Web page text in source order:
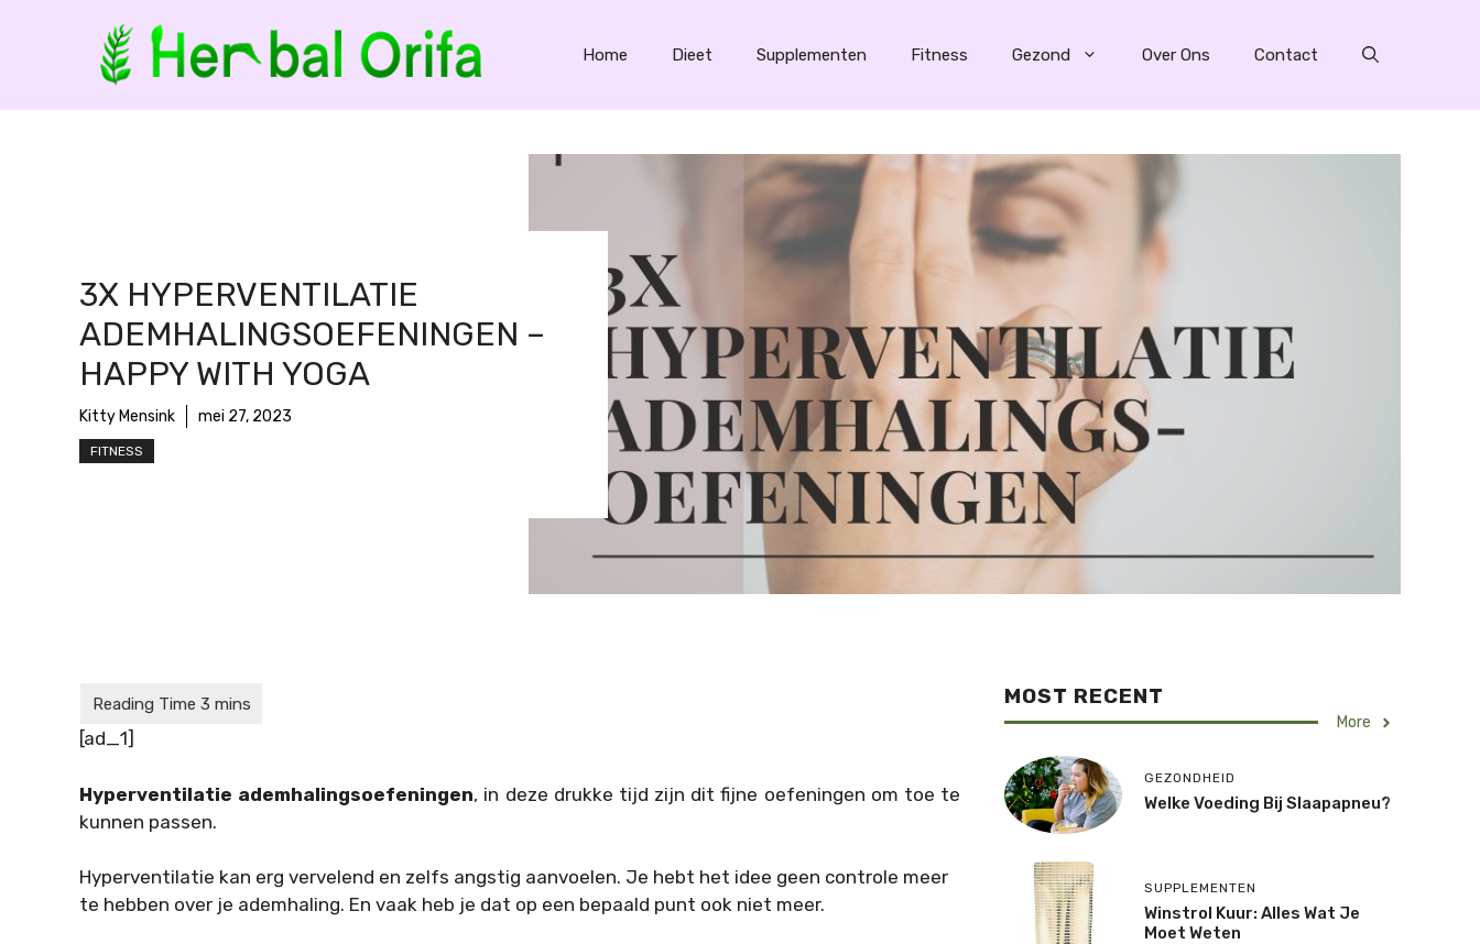
Home Dieet Supplementen Fitness Gezond Over Ons Contact
3X HYPERVENTILATIE
ADEMHALINGSOEFENINGEN –
HAPPY WITH YOGA
Kitty Mensink mei 27, 2023
FITNESS
[ad_1]
Hyperventilatie ademhalingsoefeningen, in deze drukke tijd zijn dit fijne oefeningen om toe te
kunnen passen.
Hyperventilatie kan erg vervelend en zelfs angstig aanvoelen. Je hebt het idee geen controle meer
te hebben over je ademhaling. En vaak heb je dat op een bepaald punt ook niet meer.
MOST RECENT
More
GEZONDHEID
Welke Voeding Bij Slaapapneu?
SUPPLEMENTEN
Winstrol Kuur: Alles Wat Je
Moet Weten